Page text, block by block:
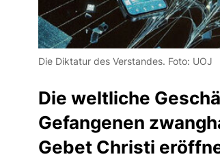
Die Diktatur des Verstandes. Foto: UOJ
Die weltliche
Gefangenen
Gebet Christi